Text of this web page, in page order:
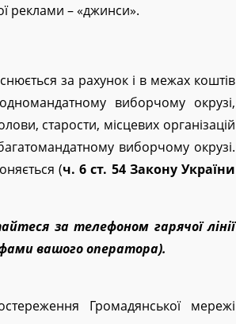
реклами – «джинси».
за рахунок і в межах коштів
виборчому окрузі,
старости, місцевих організацій
виборчому окрузі.
(ч. 6 ст. 54 Закону України
за телефоном гарячої лінії
вашого оператора).
Громадянської мережі